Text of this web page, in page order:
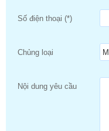
Số điện thoại (*)
Chủng loại
Nội dung yêu cầu